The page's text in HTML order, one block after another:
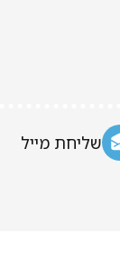
שליחת מייל